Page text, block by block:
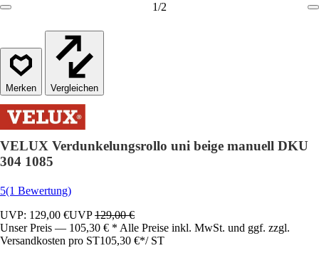
1/2
Vergleichen
VELUX Verdunkelungsrollo uni beige manuell DKU
304 1085
5(1 Bewertung)
UVP: 129,00 €UVP129,00 €
Unser Preis — 105,30 € * Alle Preise inkl. MwSt. und ggf. zzgl.
Versandkosten pro ST105,30 €*/ ST